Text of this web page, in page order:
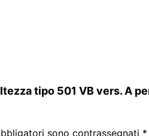
tipo 501 VB vers. A
sono contrassegnati *